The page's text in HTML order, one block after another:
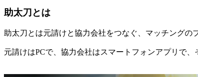
助太刀とは
助太刀とは元請けと協力会社をつなぐ、マッチングの
元請けはPCで、協力会社はスマートフォンアプリで